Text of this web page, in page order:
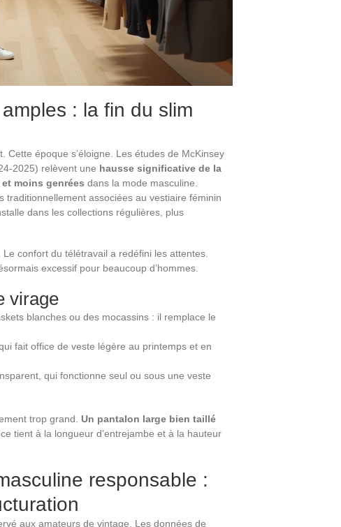
: la fin du slim
époque s’éloigne. Les études de McKinsey
2025) relèvent une hausse significative de la
moins genrées dans la mode masculine.
traditionnellement associées au vestiaire féminin
dans les collections régulières, plus
confort du télétravail a redéfini les attentes.
excessif pour beaucoup d’hommes.
virage
blanches ou des mocassins : il remplace le
fait office de veste légère au printemps et en
qui fonctionne seul ou sous une veste
trop grand. Un pantalon large bien taillé
tient à la longueur d’entrejambe et à la hauteur
responsable :
aux amateurs de vintage. Les données de